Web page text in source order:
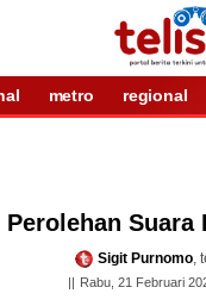
metro regional
Sigit Purnomo,
Rabu, 21 Februari